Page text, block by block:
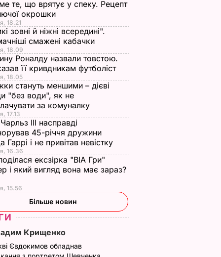
те, що врятує у спеку. Рецепт
окрошки
18.21
зовні й ніжні всередині".
смажені кабачки
18.09
Роналду назвали товстою.
її кривдникам футболіст
18.05
стануть меншими – дієві
"без води", як не
за комуналку
17.13
III насправді
45-річчя дружини
Гаррі і не привітав невістку
16.36
ексзірка "ВІА Гри"
і який вигляд вона має зараз?
15.56
Більше новин
Крищенко
Євдокимов обладнав